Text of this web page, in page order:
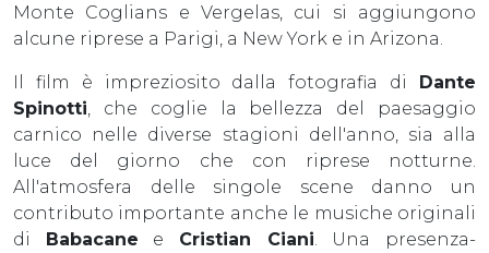
Monte Coglians e Vergelas, cui si aggiungono
alcune riprese a Parigi, a New York e in Arizona.
Il film è impreziosito dalla fotografia di Dante
Spinotti , che coglie la bellezza del paesaggio
carnico nelle diverse stagioni dell'anno, sia alla
luce del giorno che con riprese notturne.
All'atmosfera delle singole scene danno un
contributo importante anche le musiche originali
di Babacane e Cristian Ciani . Una presenza-